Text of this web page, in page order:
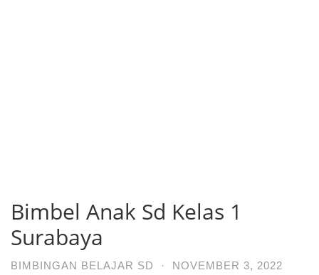
Bimbel Anak Sd Kelas 1
Surabaya
BIMBINGAN BELAJAR SD · NOVEMBER 3, 2022